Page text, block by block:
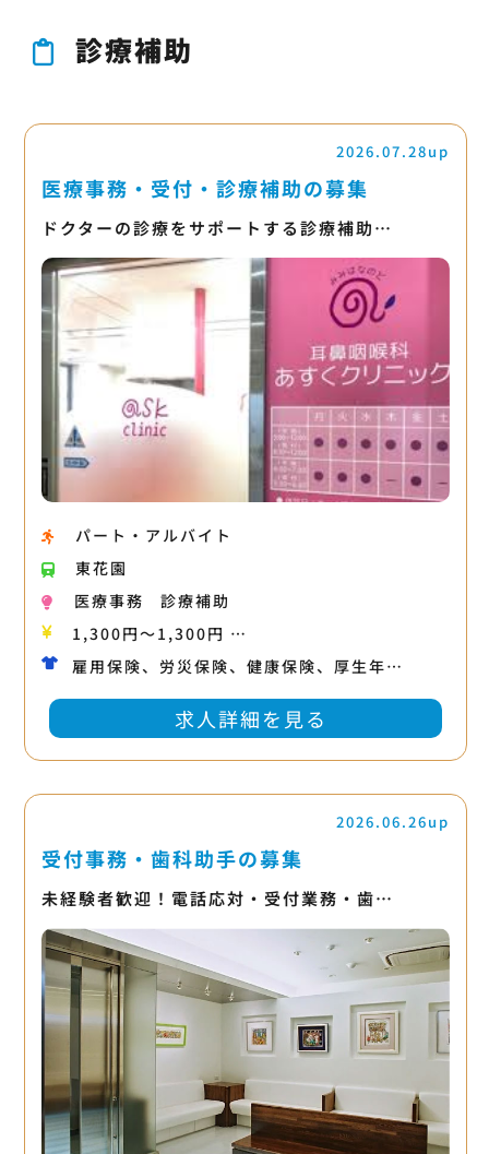
診療補助
2026.07.28up
医療事務・受付・診療補助の募集
ドクターの診療をサポートする診療補助…
パート・アルバイト
東花園
医療事務
診療補助
1,300円〜1,300円 …
雇用保険、労災保険、健康保険、厚生年…
求人詳細を見る
2026.06.26up
受付事務・歯科助手の募集
未経験者歓迎！電話応対・受付業務・歯…